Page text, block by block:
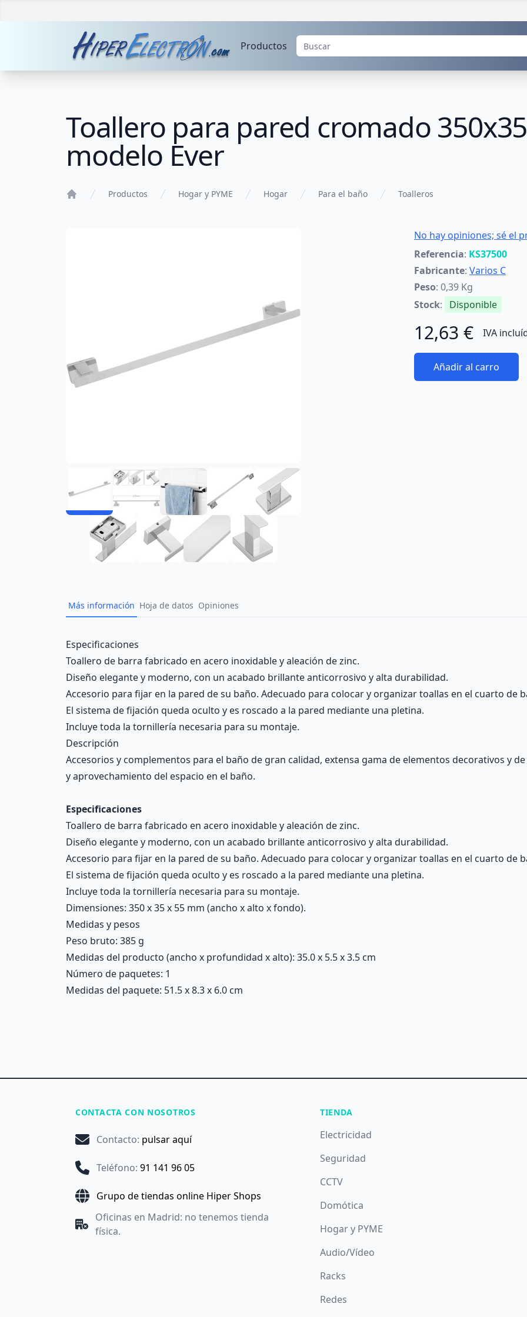
Productos
Toallero para pared cromado
modelo Ever
Productos Hogar y PYME Hogar Para el baño Toalleros
No hay opiniones; sé el
Referencia: KS37500
Fabricante: Varios C
Peso: 0,39 Kg
Stock: Disponible
12,63 € IVA
Añadir al carro
Más información Hoja de datos Opiniones
Description
Especificaciones
Toallero de barra fabricado en acero inoxidable y aleación de zinc.
Diseño elegante y moderno, con un acabado brillante anticorrosivo y alta durabilidad.
Accesorio para fijar en la pared de su baño. Adecuado para colocar y organizar toallas en el cuarto de
El sistema de fijación queda oculto y es roscado a la pared mediante una pletina.
Incluye toda la tornillería necesaria para su montaje.
Descripción
Accesorios y complementos para el baño de gran calidad, extensa gama de elementos decorativos y
y aprovechamiento del espacio en el baño.
Especificaciones
Toallero de barra fabricado en acero inoxidable y aleación de zinc.
Diseño elegante y moderno, con un acabado brillante anticorrosivo y alta durabilidad.
Accesorio para fijar en la pared de su baño. Adecuado para colocar y organizar toallas en el cuarto de
El sistema de fijación queda oculto y es roscado a la pared mediante una pletina.
Incluye toda la tornillería necesaria para su montaje.
Dimensiones: 350 x 35 x 55 mm (ancho x alto x fondo).
Medidas y pesos
Peso bruto: 385 g
Medidas del producto (ancho x profundidad x alto): 35.0 x 5.5 x 3.5 cm
Número de paquetes: 1
Medidas del paquete: 51.5 x 8.3 x 6.0 cm
CONTACTA CON NOSOTROS
Contacto: pulsar aquí
Teléfono: 91 141 96 05
Grupo de tiendas online Hiper Shops
Oficinas en Madrid: no tenemos tienda
física.
TIENDA
Electricidad
Seguridad
CCTV
Domótica
Hogar y PYME
Audio/Vídeo
Racks
Redes